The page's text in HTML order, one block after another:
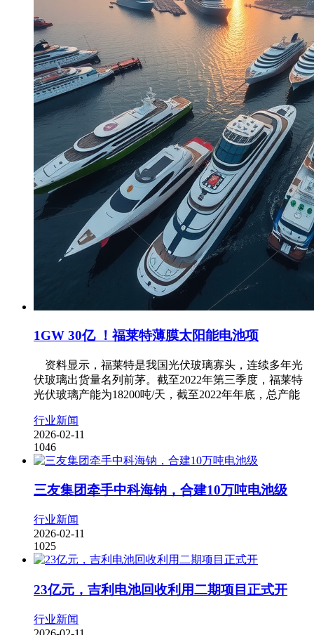
1GW 30亿 ！福莱特薄膜太阳能电池项
资料显示，福莱特是我国光伏玻璃寡头，连续多年光
伏玻璃出货量名列前茅。截至2022年第三季度，福莱特
光伏玻璃产能为18200吨/天，截至2022年年底，总产能
行业新闻
2026-02-11
1046
三友集团牵手中科海钠，合建10万吨电池级
行业新闻
2026-02-11
1025
23亿元，吉利电池回收利用二期项目正式开
行业新闻